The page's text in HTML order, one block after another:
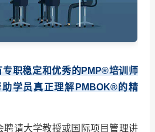
职稳定和优秀的PMP®培训师
学员真正理解PMBOK®的精
聘请大学教授或国际项目管理讲